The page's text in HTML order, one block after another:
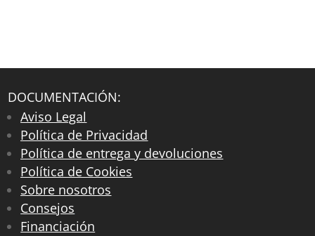
DOCUMENTACIÓN:
Aviso Legal
Política de Privacidad
Política de entrega y devoluciones
Política de Cookies
Sobre nosotros
Consejos
Financiación